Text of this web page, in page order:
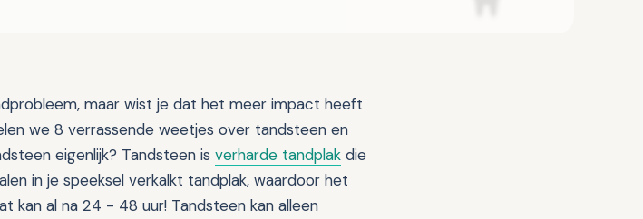
maar wist je dat het meer impact heeft
we 8 verrassende weetjes over tandsteen en
eigenlijk? Tandsteen is verharde tandplak die
in je speeksel verkalkt tandplak, waardoor het
kan al na 24 - 48 uur! Tandsteen kan alleen